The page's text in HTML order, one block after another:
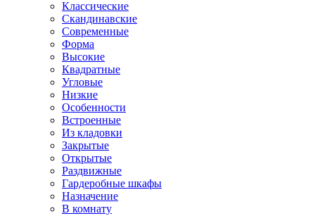
Классические
Скандинавские
Современные
Форма
Высокие
Квадратные
Угловые
Низкие
Особенности
Встроенные
Из кладовки
Закрытые
Открытые
Раздвижные
Гардеробные шкафы
Назначение
В комнату